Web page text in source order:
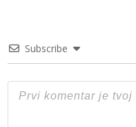
Subscribe